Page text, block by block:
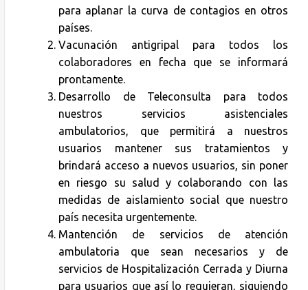
para aplanar la curva de contagios en otros
países.
Vacunación antigripal para todos los
colaboradores en fecha que se informará
prontamente.
Desarrollo de Teleconsulta para todos
nuestros servicios asistenciales
ambulatorios, que permitirá a nuestros
usuarios mantener sus tratamientos y
brindará acceso a nuevos usuarios, sin poner
en riesgo su salud y colaborando con las
medidas de aislamiento social que nuestro
país necesita urgentemente.
Mantención de servicios de atención
ambulatoria que sean necesarios y de
servicios de Hospitalización Cerrada y Diurna
para usuarios que así lo requieran, siguiendo